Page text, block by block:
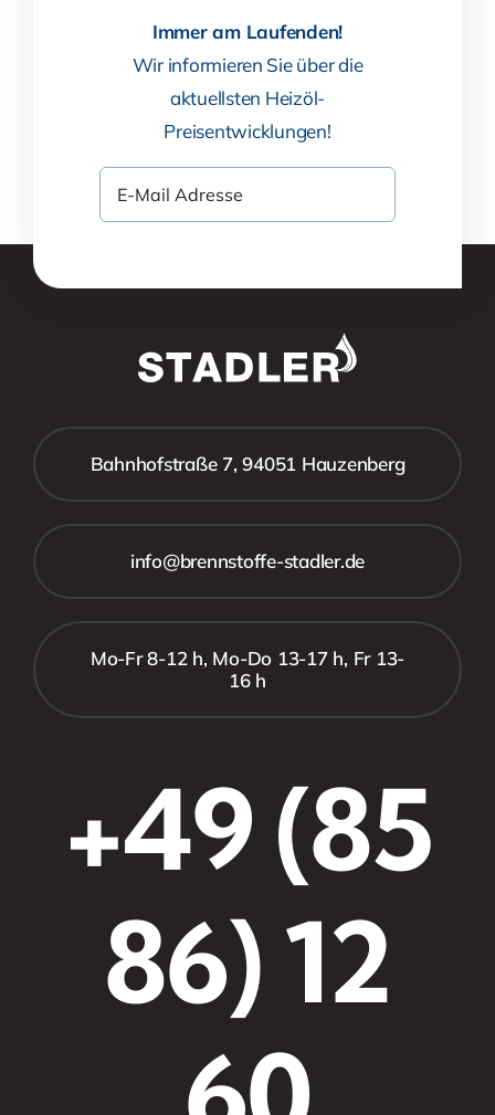
Immer am Laufenden!
Wir informieren Sie über die
aktuellsten Heizöl-
Preisentwicklungen!
Bahnhofstraße 7, 94051 Hauzenberg
info@brennstoffe-stadler.de
Mo-Fr 8-12 h, Mo-Do 13-17 h, Fr 13-
16 h
+49 (85
86) 12